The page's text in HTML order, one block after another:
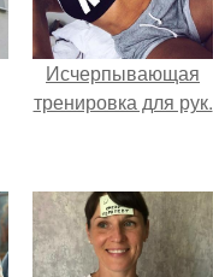
Исчерпывающая
тренировка для рук.